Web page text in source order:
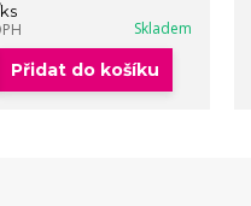
ks
Skladem
Přidat do košíku